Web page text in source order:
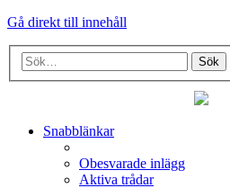
Gå direkt till innehåll
Sök
Snabblänkar
Obesvarade inlägg
Aktiva trådar